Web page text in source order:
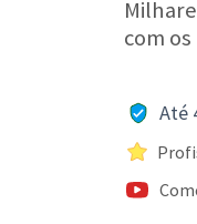
com
Até